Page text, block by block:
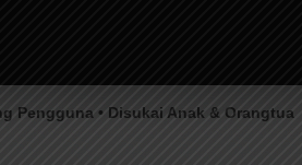
Poster PDF
Pengguna • Disukai Anak & Orangtua